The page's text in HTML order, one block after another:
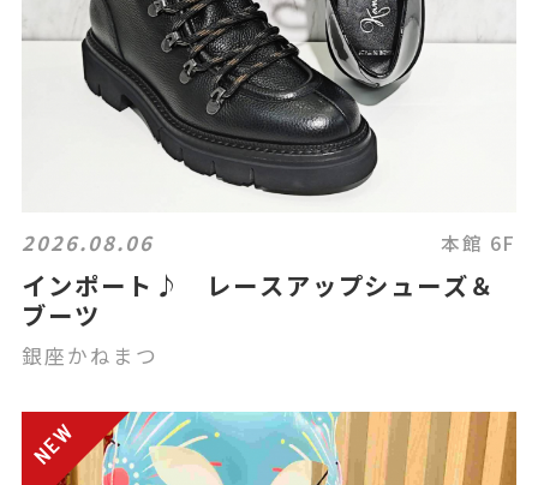
2026.08.06 本館 6F
インポート♪ レースアップシューズ＆
ブーツ
銀座かねまつ